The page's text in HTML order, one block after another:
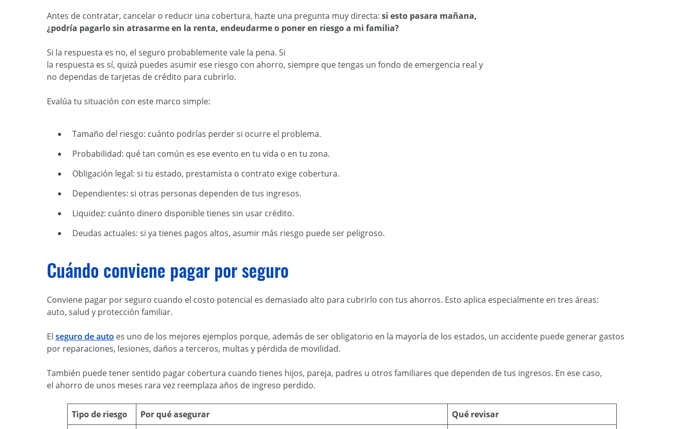
Antes de contratar, cancelar o reducir una cobertura, hazte una pregunta muy directa: si esto pasara mañana,
¿podría pagarlo sin atrasarme en la renta, endeudarme o poner en riesgo a mi familia?
Si la respuesta es no, el seguro probablemente vale la pena. Si
la respuesta es sí, quizá puedes asumir ese riesgo con ahorro, siempre que tengas un fondo de emergencia real y
no dependas de tarjetas de crédito para cubrirlo.
Evalúa tu situación con este marco simple:
Tamaño del riesgo: cuánto podrías perder si ocurre el problema.
Probabilidad: qué tan común es ese evento en tu vida o en tu zona.
Obligación legal: si tu estado, prestamista o contrato exige cobertura.
Dependientes: si otras personas dependen de tus ingresos.
Liquidez: cuánto dinero disponible tienes sin usar crédito.
Deudas actuales: si ya tienes pagos altos, asumir más riesgo puede ser peligroso.
Cuándo conviene pagar por seguro
Conviene pagar por seguro cuando el costo potencial es demasiado alto para cubrirlo con tus ahorros. Esto aplica especialmente en tres áreas:
auto, salud y protección familiar.
El seguro de auto es uno de los mejores ejemplos porque, además de ser obligatorio en la mayoría de los estados, un accidente puede generar gastos
por reparaciones, lesiones, daños a terceros, multas y pérdida de movilidad.
También puede tener sentido pagar cobertura cuando tienes hijos, pareja, padres u otros familiares que dependen de tus ingresos. En ese caso,
el ahorro de unos meses rara vez reemplaza años de ingreso perdido.
Tipo de riesgo Por qué asegurar Qué revisar